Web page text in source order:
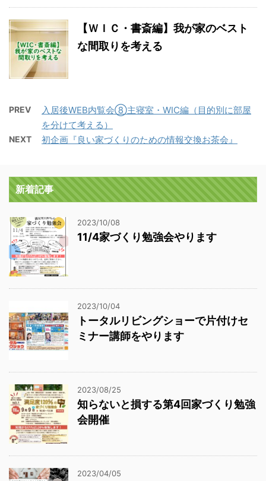
【ＷＩＣ・書斎編】我が家のベスト
な間取りを考える
PREV
入居後WEB内覧会⑧主寝室・WIC編（目的別に部屋
を分けて考える）
NEXT 初企画『良い家づくりのための情報交換お茶会』
新着記事
2023/10/08
11/4家づくり勉強会やります
2023/10/04
トータルリビングショーで片付けセ
ミナー講師をやります
2023/08/25
知らないと損する第4回家づくり勉強
会開催
2023/04/05